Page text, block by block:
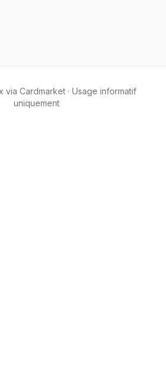
via Cardmarket · Usage informatif
uniquement